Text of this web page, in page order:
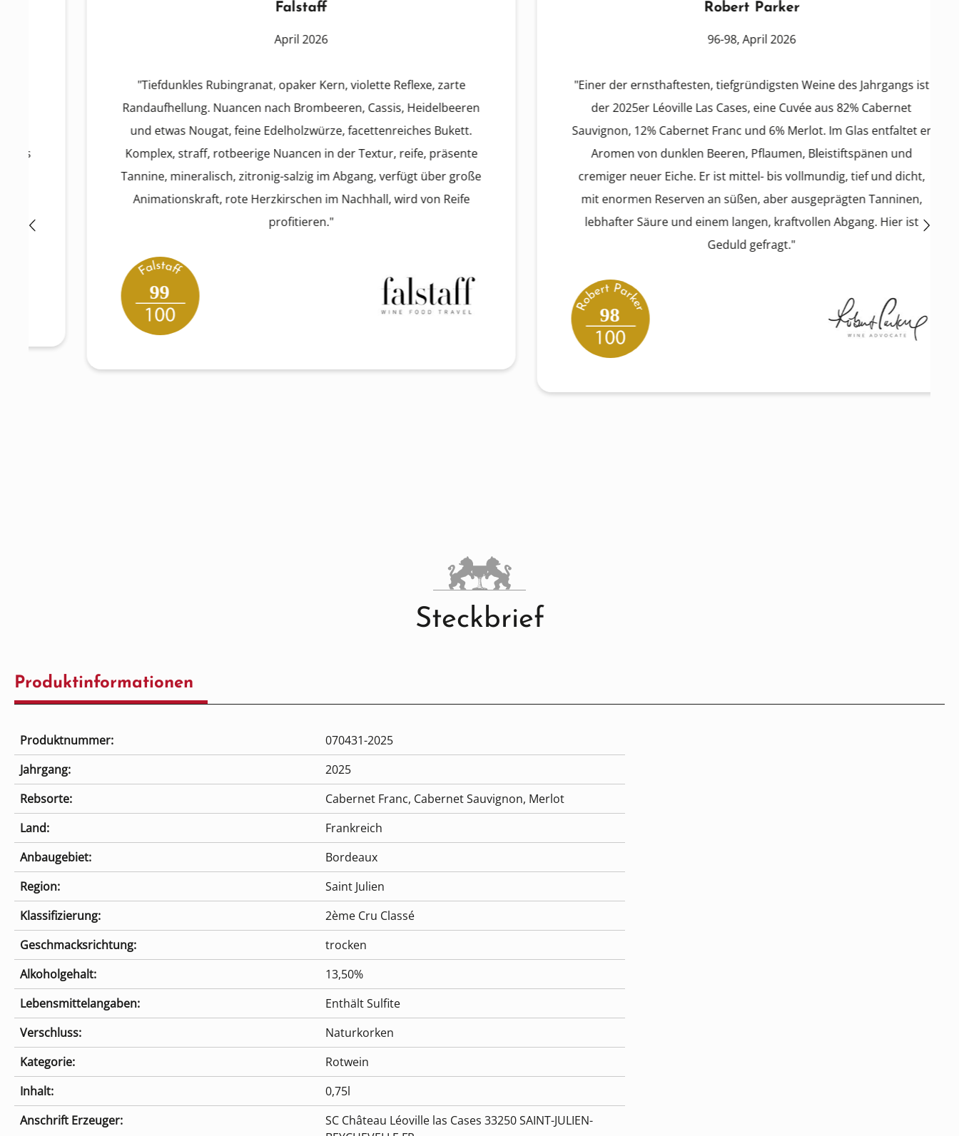
Falstaff
April 2026
"Tiefdunkles Rubingranat, opaker Kern, violette Reflexe, zarte
Randaufhellung. Nuancen nach Brombeeren, Cassis, Heidelbeeren
und etwas Nougat, feine Edelholzwürze, facettenreiches Bukett.
Komplex, straff, rotbeerige Nuancen in der Textur, reife, präsente
Tannine, mineralisch, zitronig-salzig im Abgang, verfügt über große
Animationskraft, rote Herzkirschen im Nachhall, wird von Reife
profitieren."
99
Robert Parker
96-98, April 2026
"Einer der ernsthaftesten, tiefgründigsten Weine des Jahrgangs ist
der 2025er Léoville Las Cases, eine Cuvée aus 82% Cabernet
Sauvignon, 12% Cabernet Franc und 6% Merlot. Im Glas entfaltet er
Aromen von dunklen Beeren, Pflaumen, Bleistiftspänen und
cremiger neuer Eiche. Er ist mittel- bis vollmundig, tief und dicht,
mit enormen Reserven an süßen, aber ausgeprägten Tanninen,
lebhafter Säure und einem langen, kraftvollen Abgang. Hier ist
Geduld gefragt."
98
Steckbrief
Produktinformationen
Produktnummer: 070431-2025
Kategorie: Rotwein
Lebensmittelangaben: Enthält Sulfite
Land:
Frankreich
Anbaugebiet:
Bordeaux
Region:
Saint Julien
Rebsorte: Cabernet Franc, Cabernet Sauvignon, Merlot
Jahrgang: 2025
Geschmacksrichtung:
trocken
Alkoholgehalt:
13,50%
Klassifizierung: 2ème Cru Classé
Verschluss: Naturkorken
Inhalt:
0,75l
Anschrift Erzeuger:
SC Château Léoville las Cases 33250 SAINT-JULIEN-